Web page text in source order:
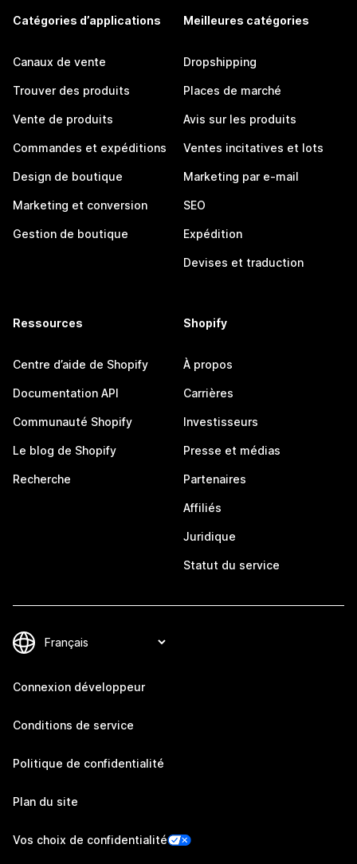
Catégories d’applications
Canaux de vente
Trouver des produits
Vente de produits
Commandes et expéditions
Design de boutique
Marketing et conversion
Gestion de boutique
Meilleures catégories
Dropshipping
Places de marché
Avis sur les produits
Ventes incitatives et lots
Marketing par e-mail
SEO
Expédition
Devises et traduction
Ressources
Centre d’aide de Shopify
Documentation API
Communauté Shopify
Le blog de Shopify
Recherche
Shopify
À propos
Carrières
Investisseurs
Presse et médias
Partenaires
Affiliés
Juridique
Statut du service
Connexion développeur
Conditions de service
Politique de confidentialité
Plan du site
Vos choix de confidentialité